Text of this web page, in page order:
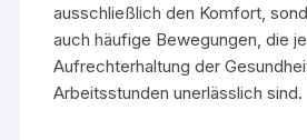
ausschließlich den Komfort,
auch häufige Bewegungen, die
Aufrechterhaltung der
Arbeitsstunden unerlässlich sind.